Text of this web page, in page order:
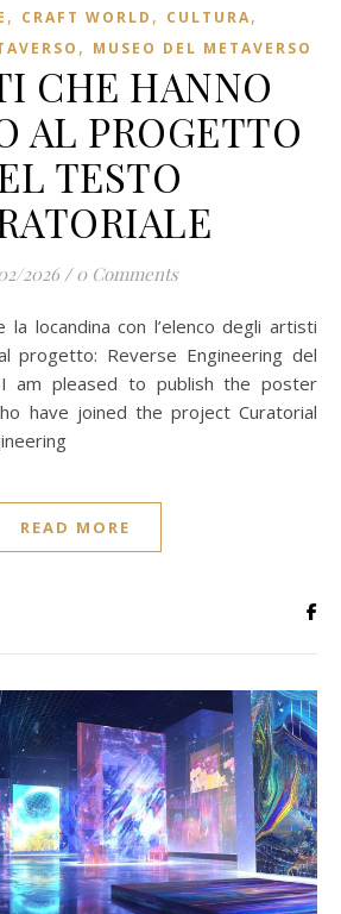
, CRAFT WORLD , CULTURA,
, MUSEO DEL METAVERSO
CHE HANNO
AL PROGETTO
TESTO
2026 / 0 Comments
progetto: Reverse Engineering del
I am pleased to publish the poster
have joined the project Curatorial
READ MORE